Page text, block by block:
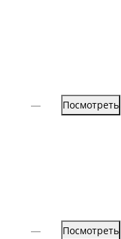
— Посмотреть
— Посмотреть